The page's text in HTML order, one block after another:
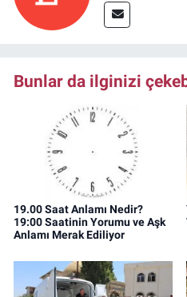
Bunlar da ilginizi
19.00 Saat Anlamı Nedir?
19:00 Saatinin Yorumu ve Aşk
Anlamı Merak Ediliyor